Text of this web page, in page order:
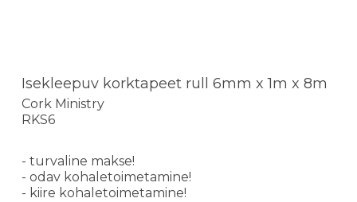
Isekleepuv korktapeet rull 6mm x 1m x 8m
Cork Ministry
RKS6
- turvaline makse!
- odav kohaletoimetamine!
- kiire kohaletoimetamine!